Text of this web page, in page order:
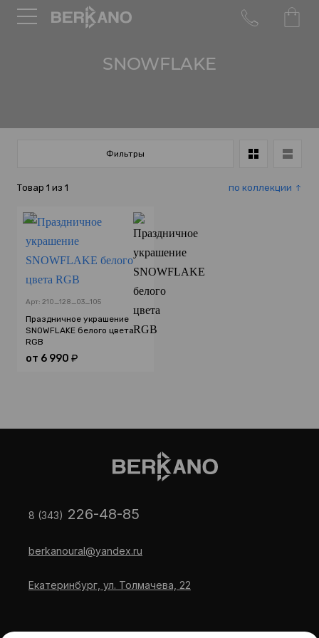
SNOWFLAKE
Товар 1 из 1 по коллекции
Фильтры
Арт: 210_128_03_105
Праздничное украшение
SNOWFLAKE белого цвета
RGB
от 6 990 ₽
8 (343) 226-48-85
berkanoural@yandex.ru
Екатеринбург, ул. Толмачева, 22